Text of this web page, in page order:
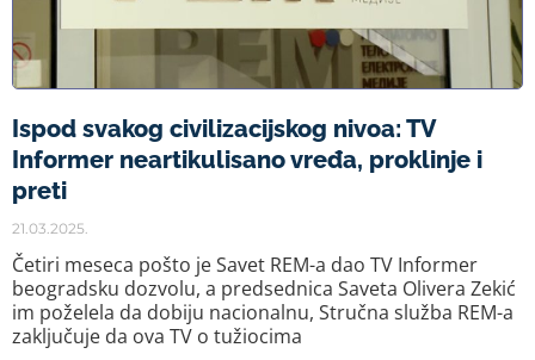
Ispod svakog civilizacijskog nivoa: TV
Informer neartikulisano vređa, proklinje i
preti
21.03.2025.
Četiri meseca pošto je Savet REM-a dao TV Informer
beogradsku dozvolu, a predsednica Saveta Olivera Zekić
im poželela da dobiju nacionalnu, Stručna služba REM-a
zaključuje da ova TV o tužiocima